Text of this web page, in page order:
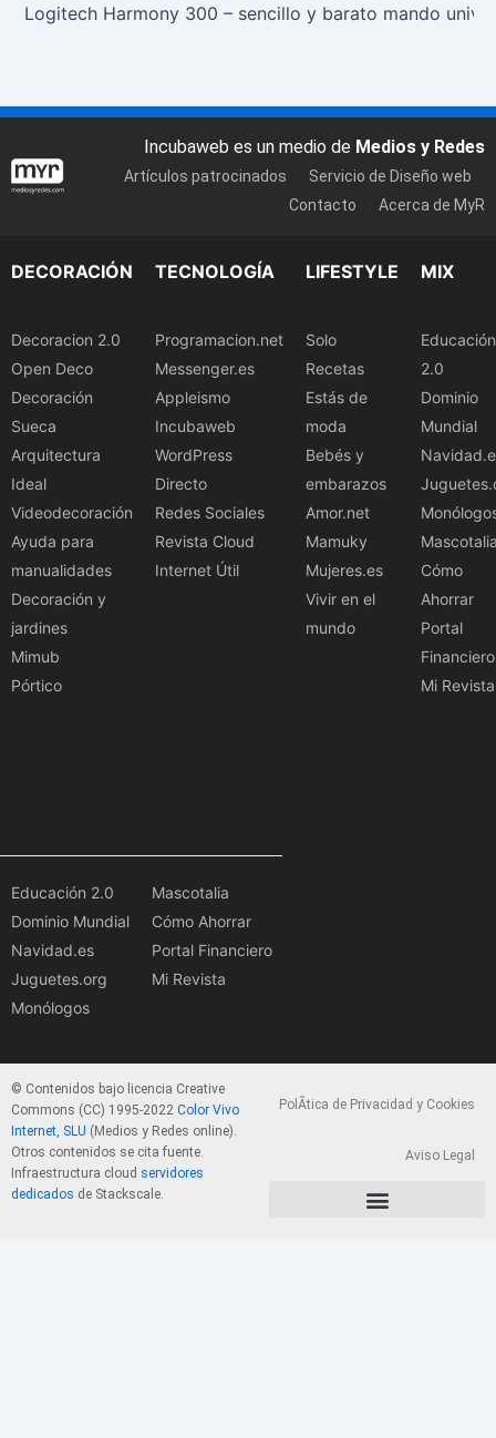
Logitech Harmony 300 – sencillo y barato mando
Incubaweb es un medio de Medios y Redes
Artículos patrocinados
Servicio de Diseño web
Contacto
Acerca de MyR
DECORACIÓN
Decoracion 2.0
Open Deco
Decoración
Sueca
Arquitectura
Ideal
Videodecoración
Ayuda para
manualidades
Decoración y
jardines
Mimub
Pórtico
TECNOLOGÍA
Programacion.net
Messenger.es
Appleismo
Incubaweb
WordPress
Directo
Redes Sociales
Revista Cloud
Internet Útil
LIFESTYLE
Solo
Recetas
Estás de
moda
Bebés y
embarazos
Amor.net
Mamuky
Mujeres.es
Vivir en el
mundo
MIX
Educación
2.0
Dominio
Mundial
Cómo
Ahorrar
Portal
Financiero
Mi Revista
Educación 2.0
Dominio Mundial
Navidad.es
Juguetes.org
Monólogos
Mascotalia
Cómo Ahorrar
Portal Financiero
Mi Revista
© Contenidos bajo licencia Creative
Commons (CC) 1995-2022 Color Vivo
Internet, SLU (Medios y Redes online).
Otros contenidos se cita fuente.
Infraestructura cloud servidores
dedicados de Stackscale.
PolÃ­tica de Privacidad y Cookies
Aviso Legal